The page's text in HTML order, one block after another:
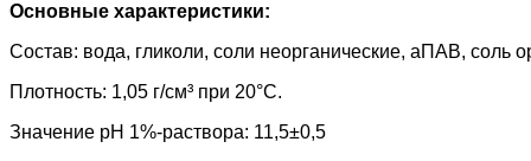
Основные характеристики:
Состав: вода, гликоли, соли неорганические, аПАВ, соль
Плотность: 1,05 г/см³ при 20°C.
Значение pH 1%-раствора: 11,5±0,5